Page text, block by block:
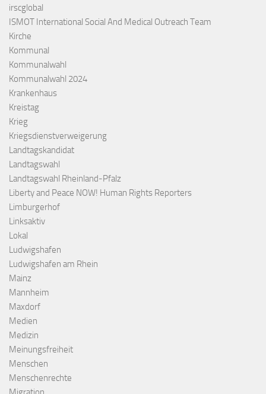
irscglobal
ISMOT International Social And Medical Outreach Team
Kirche
Kommunal
Kommunalwahl
Kommunalwahl 2024
Krankenhaus
Kreistag
Krieg
Kriegsdienstverweigerung
Landtagskandidat
Landtagswahl
Landtagswahl Rheinland-Pfalz
Liberty and Peace NOW! Human Rights Reporters
Limburgerhof
Linksaktiv
Lokal
Ludwigshafen
Ludwigshafen am Rhein
Mainz
Mannheim
Maxdorf
Medien
Medizin
Meinungsfreiheit
Menschen
Menschenrechte